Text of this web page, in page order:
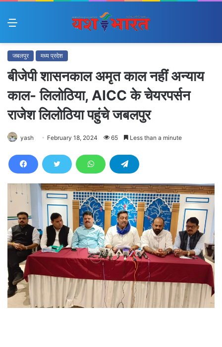
Menu
जबलपुर मध्य प्रदेश
बीजेपी शासनकाल अमृत काल नहीं अन्याय
काल- लिलोठिया, AICC के चेयरपर्सन
राजेश लिलोठिया पहुंचे जबलपुर
yash February 18, 2024 65 Less than a minute